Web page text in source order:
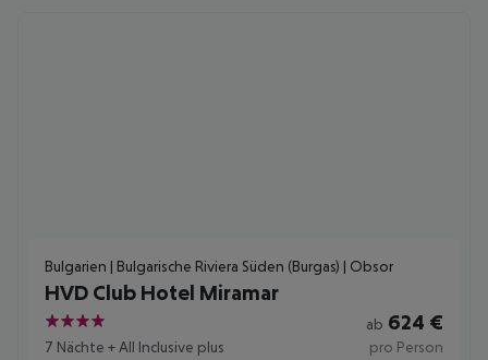
Bulgarien | Bulgarische Riviera Süden (Burgas) | Obsor
HVD Club Hotel Miramar
4
7 Nächte + All Inclusive plus
ab 624 €
pro Person